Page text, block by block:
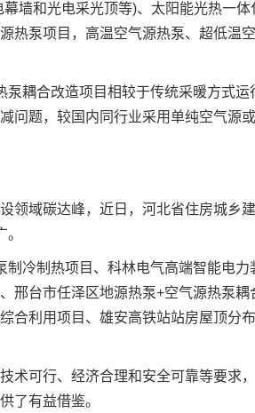
墙和光电采光顶等)、太阳能光热一体
热泵项目，高温空气源热泵、超低温
耦合改造项目相较于传统采暖方式运
问题，较国内同行业采用单纯空气源
领域碳达峰，近日，河北省住房城乡
冷制热项目、科林电气高端智能电力
邢台市任泽区地源热泵+空气源热泵耦
合利用项目、雄安高铁站站房屋顶分
术可行、经济合理和安全可靠等要求
了有益借鉴。